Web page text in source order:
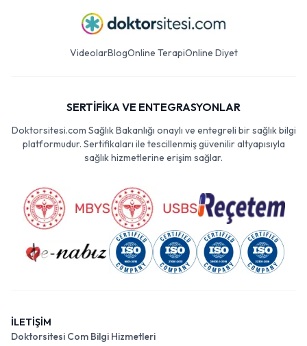
VideolarBlogOnline TerapiOnline Diyet
SERTİFİKA VE ENTEGRASYONLAR
Doktorsitesi.com Sağlık Bakanlığı onaylı ve entegreli bir sağlık bilgi
platformudur. Sertifikaları ile tescillenmiş güvenilir altyapısıyla
sağlık hizmetlerine erişim sağlar.
İLETİŞİM
Doktorsitesi Com Bilgi Hizmetleri